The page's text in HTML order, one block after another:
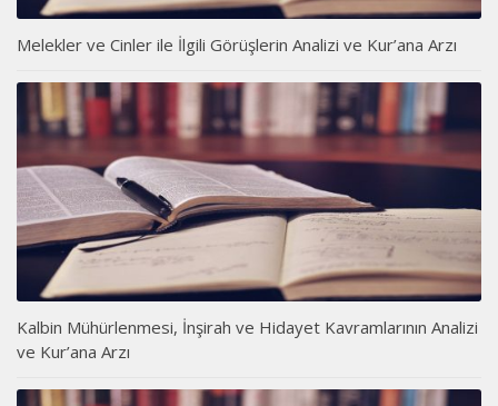
Melekler ve Cinler ile İlgili Görüşlerin Analizi ve Kur’ana Arzı
Kalbin Mühürlenmesi, İnşirah ve Hidayet Kavramlarının Analizi
ve Kur’ana Arzı